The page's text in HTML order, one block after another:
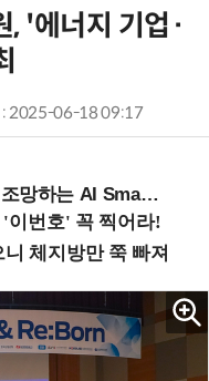
, '에너지 기업·
: 2025-06-18 09:17
Summit 2026 (9/11 코엑스)